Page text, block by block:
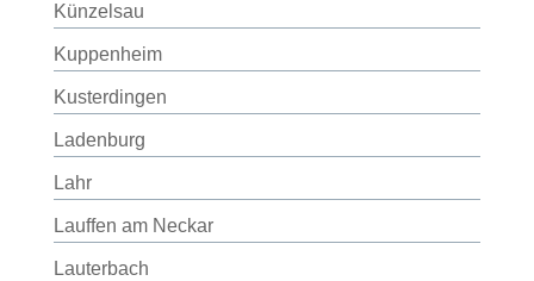
Künzelsau
Kuppenheim
Kusterdingen
Ladenburg
Lahr
Lauffen am Neckar
Lauterbach